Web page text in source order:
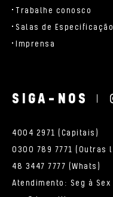
Trabalhe conosco
Salas de Especificação
Imprensa
SIGA-NOS
4004 2971 (Capitais)
0300 789 7771 (Outras
48 3447 7777 (Whats)
Atendimento: Seg à